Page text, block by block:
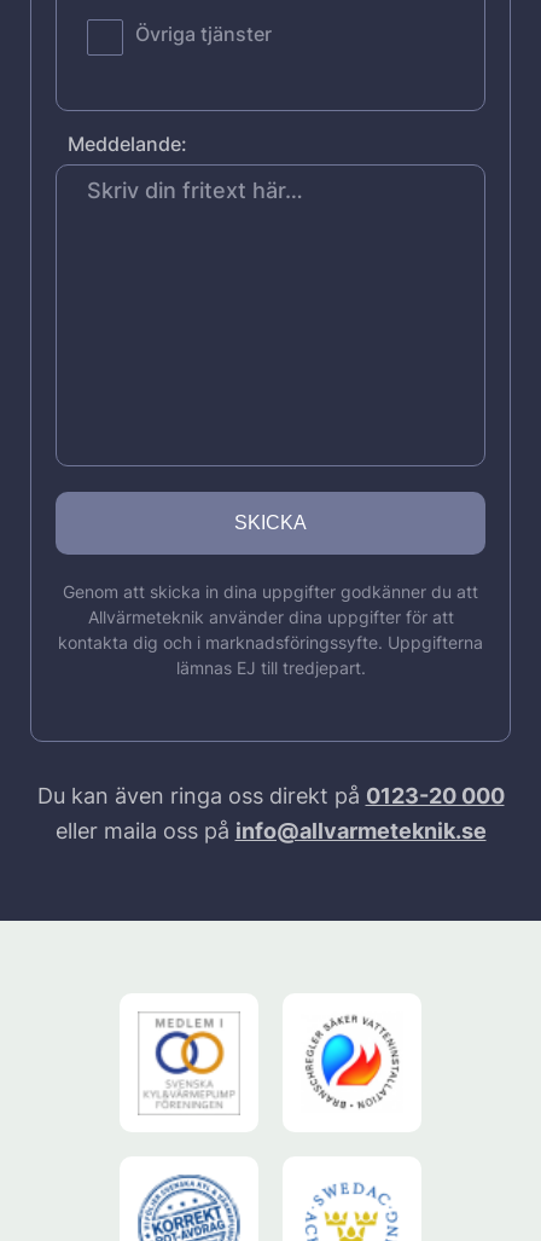
Övriga tjänster
Meddelande:
Genom att skicka in dina uppgifter godkänner du att
Allvärmeteknik använder dina uppgifter för att
kontakta dig och i marknadsföringssyfte. Uppgifterna
lämnas EJ till tredjepart.
Du kan även ringa oss direkt på 0123-20 000
eller maila oss på info@allvarmeteknik.se